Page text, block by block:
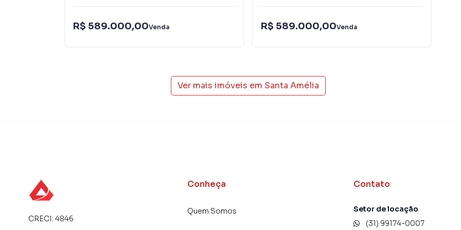
específicas para Belo Horizonte, o que aumenta muito o número de contatos interessados e tendo
como consequência uma maior chance de vender ou alugar seu imóvel mais rápido. Contamos também
com um time de programadores, corretores treinados e uma central de atendimento preparada para
atender proprietários e inquilinos.
R$ 589.000,00Venda R$ 589.000,00Venda
Ver mais imóveis em Santa Amélia
CRECI: 4846
Conheça
Quem Somos
Contato
Setor de locação
(31) 99174-0007